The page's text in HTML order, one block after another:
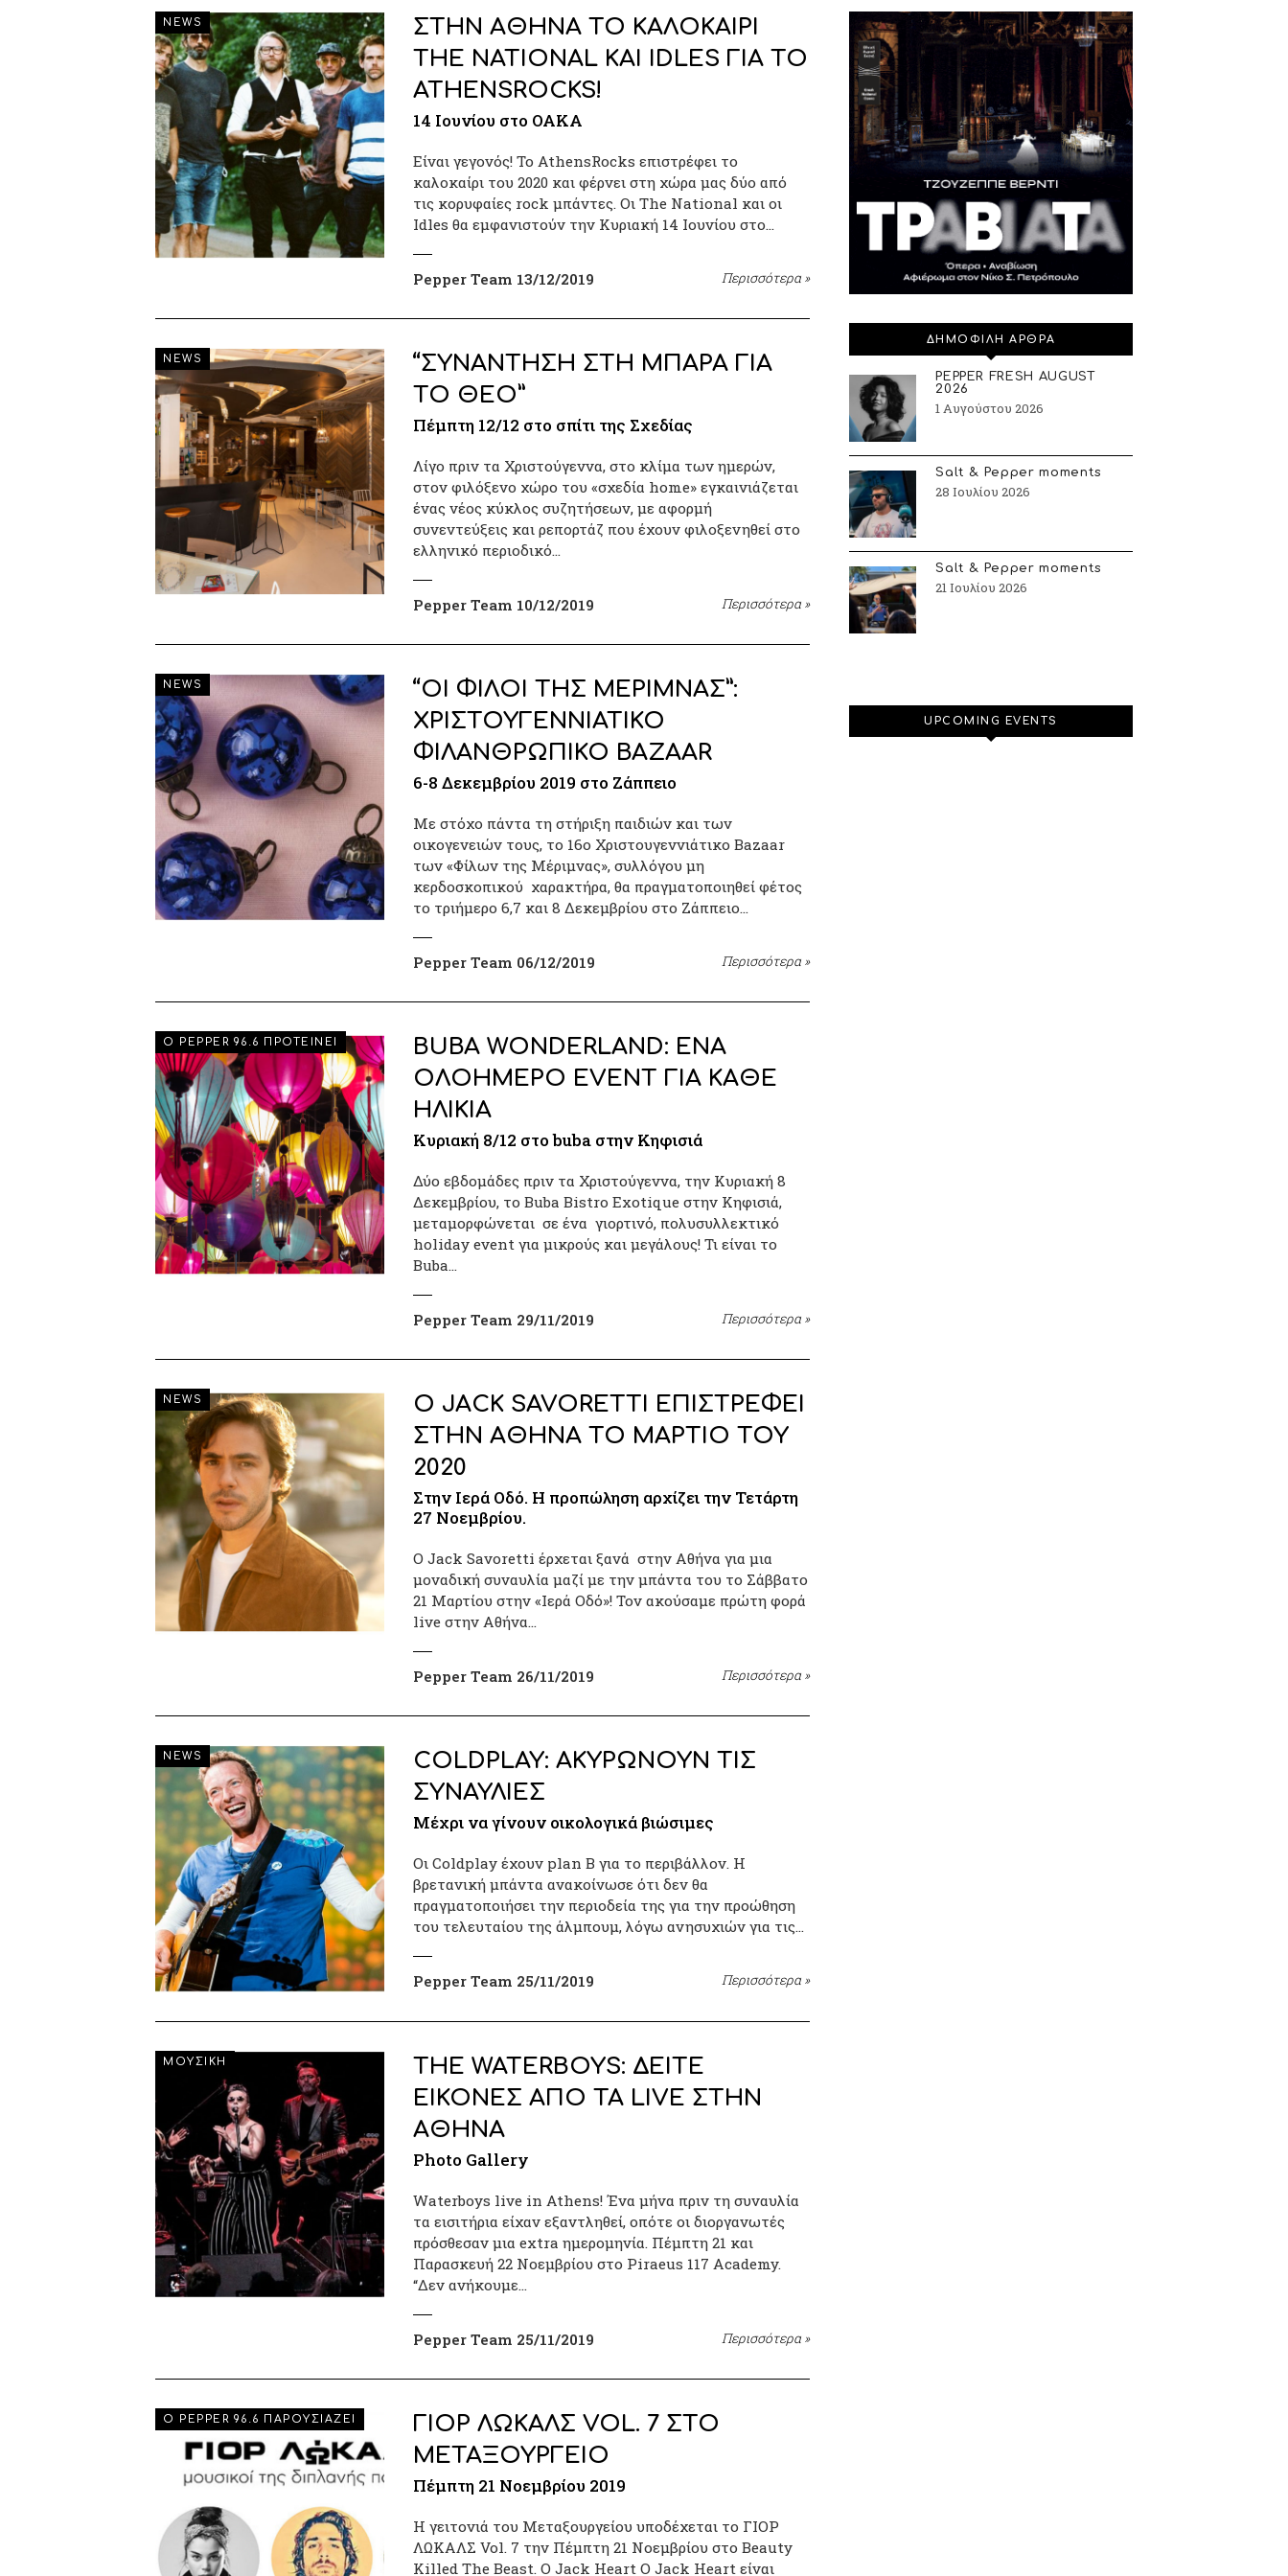
NEWS
ΣΤΗΝ ΑΘΗΝΑ ΤΟ ΚΑΛΟΚΑΙΡΙ
THE NATIONAL ΚΑΙ IDLES ΓΙΑ ΤΟ
ATHENSROCKS!
14 Ιουνίου στο ΟΑΚΑ
Είναι γεγονός! Το AthensRocks επιστρέφει το
καλοκαίρι του 2020 και φέρνει στη χώρα μας δύο από
τις κορυφαίες rock μπάντες. Οι The National και οι
Idles θα εμφανιστούν την Κυριακή 14 Ιουνίου στο…
Pepper Team 13/12/2019 Περισσότερα »
NEWS
“ΣΥΝΑΝΤΗΣΗ ΣΤΗ ΜΠΑΡΑ ΓΙΑ
ΤΟ ΘΕΟ”
Πέμπτη 12/12 στο σπίτι της Σχεδίας
Λίγο πριν τα Χριστούγεννα, στο κλίμα των ημερών,
στον φιλόξενο χώρο του «σχεδία home» εγκαινιάζεται
ένας νέος κύκλος συζητήσεων, με αφορμή
συνεντεύξεις και ρεπορτάζ που έχουν φιλοξενηθεί στο
ελληνικό περιοδικό…
Pepper Team 10/12/2019 Περισσότερα »
NEWS
“ΟΙ ΦΙΛΟΙ ΤΗΣ ΜΕΡΙΜΝΑΣ”:
ΧΡΙΣΤΟΥΓΕΝΝΙΑΤΙΚΟ
ΦΙΛΑΝΘΡΩΠΙΚΟ BAZAAR
6-8 Δεκεμβρίου 2019 στο Ζάππειο
Με στόχο πάντα τη στήριξη παιδιών και των
οικογενειών τους, το 16ο Χριστουγεννιάτικο Βazaar
των «Φίλων της Μέριμνας», συλλόγου μη
κερδοσκοπικού χαρακτήρα, θα πραγματοποιηθεί φέτος
το τριήμερο 6,7 και 8 Δεκεμβρίου στο Ζάππειο…
Pepper Team 06/12/2019 Περισσότερα »
Ο PEPPER 96.6 ΠΡΟΤΕΙΝΕΙ
BUBA WONDERLAND: ΕΝΑ
ΟΛΟΗΜΕΡΟ EVENT ΓΙΑ ΚΑΘΕ
ΗΛΙΚΙΑ
Κυριακή 8/12 στο buba στην Κηφισιά
Δύο εβδομάδες πριν τα Χριστούγεννα, την Κυριακή 8
Δεκεμβρίου, το Buba Bistro Exotique στην Κηφισιά,
μεταμορφώνεται σε ένα γιορτινό, πολυσυλλεκτικό
holiday event για μικρούς και μεγάλους! Τι είναι το
Buba…
Pepper Team 29/11/2019 Περισσότερα »
NEWS
O JACK SAVORETTI ΕΠΙΣΤΡΕΦΕΙ
ΣΤΗΝ ΑΘΗΝΑ ΤΟ ΜΑΡΤΙΟ ΤΟΥ
2020
Στην Ιερά Οδό. Η προπώληση αρχίζει την Τετάρτη
27 Νοεμβρίου.
Ο Jack Savoretti έρχεται ξανά στην Αθήνα για μια
μοναδική συναυλία μαζί με την μπάντα του το Σάββατο
21 Μαρτίου στην «Ιερά Οδό»! Τον ακούσαμε πρώτη φορά
live στην Αθήνα…
Pepper Team 26/11/2019 Περισσότερα »
NEWS
COLDPLAY: ΑΚΥΡΩΝΟΥΝ ΤΙΣ
ΣΥΝΑΥΛΙΕΣ
Μέχρι να γίνουν οικολογικά βιώσιμες
Οι Coldplay έχουν plan B για το περιβάλλον. Η
βρετανική μπάντα ανακοίνωσε ότι δεν θα
πραγματοποιήσει την περιοδεία της για την προώθηση
του τελευταίου της άλμπουμ, λόγω ανησυχιών για τις…
Pepper Team 25/11/2019 Περισσότερα »
ΜΟΥΣΙΚΗ
THE WATERBOYS: ΔΕΙΤΕ
ΕΙΚΟΝΕΣ ΑΠΟ ΤΑ LIVE ΣΤΗΝ
ΑΘΗΝΑ
Photo Gallery
Waterboys live in Athens! Ένα μήνα πριν τη συναυλία
τα εισιτήρια είχαν εξαντληθεί, οπότε οι διοργανωτές
πρόσθεσαν μια extra ημερομηνία. Πέμπτη 21 και
Παρασκευή 22 Νοεμβρίου στο Piraeus 117 Academy.
“Δεν ανήκουμε…
Pepper Team 25/11/2019 Περισσότερα »
Ο PEPPER 96.6 ΠΑΡΟΥΣΙΑΖΕΙ
ΓΙΟΡ ΛΩΚΑΛΣ VOL. 7 ΣΤΟ
ΜΕΤΑΞΟΥΡΓΕΙΟ
Πέμπτη 21 Νοεμβρίου 2019
Η γειτονιά του Μεταξουργείου υποδέχεται το ΓΙΟΡ
ΛΩΚΑΛΣ Vol. 7 την Πέμπτη 21 Νοεμβρίου στο Beauty
Killed The Beast. Ο Jack Heart Ο Jack Heart είναι
ΔΗΜΟΦΙΛΗ ΑΡΘΡΑ
PEPPER FRESH AUGUST
2026
1 Αυγούστου 2026
Salt & Pepper moments
28 Ιουλίου 2026
Salt & Pepper moments
21 Ιουλίου 2026
UPCOMING EVENTS